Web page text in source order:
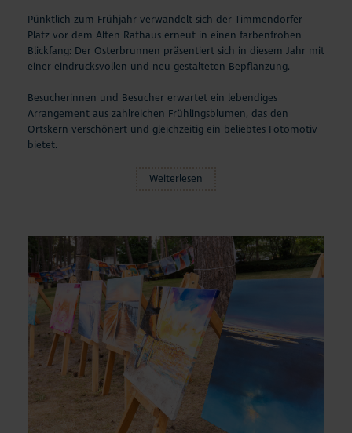
Pünktlich zum Frühjahr verwandelt sich der Timmendorfer
Platz vor dem Alten Rathaus erneut in einen farbenfrohen
Blickfang: Der Osterbrunnen präsentiert sich in diesem Jahr mit
einer eindrucksvollen und neu gestalteten Bepflanzung.
Besucherinnen und Besucher erwartet ein lebendiges
Arrangement aus zahlreichen Frühlingsblumen, das den
Ortskern verschönert und gleichzeitig ein beliebtes Fotomotiv
bietet.
Weiterlesen